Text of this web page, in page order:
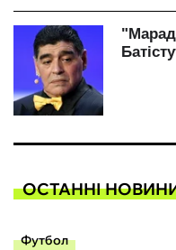
ОСТАННІ
Футбол